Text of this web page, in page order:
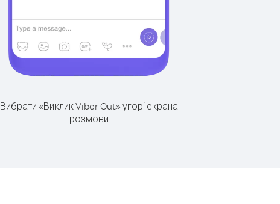
Вибрати «Виклик Viber Out» угорі екрана
розмови